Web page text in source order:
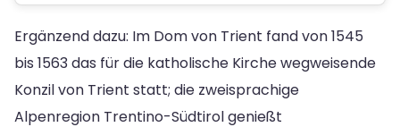
Ergänzend dazu: Im Dom von Trient fand von 1545
bis 1563 das für die katholische Kirche wegweisende
Konzil von Trient statt; die zweisprachige
Alpenregion Trentino-Südtirol genießt